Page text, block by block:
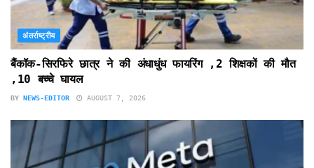
अंतर्राष्ट्रीय
बैंकॉक-सिरफिरे छात्र ने की अंधाधुंध फायरिंग ,2 शिक्षकों की मौत
,10 बच्चे घायल
BY NEWS-EDITOR AUGUST 7, 2026